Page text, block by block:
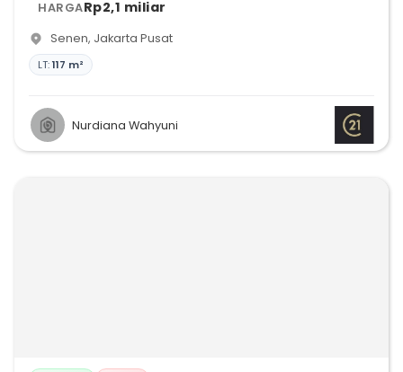
HARGARp2,1 miliar
Senen, Jakarta Pusat
LT:117 m²
Nurdiana Wahyuni